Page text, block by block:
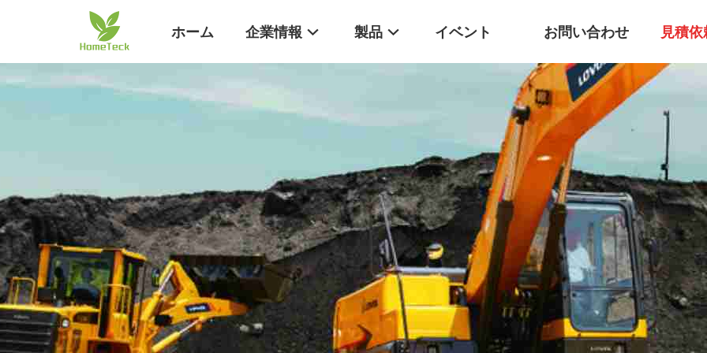
ホーム 企業情報 製品 イベント お問い合わせ 見積依